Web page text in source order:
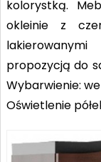
kolorystką.
okleinie z
propozycją do
Wybarwienie:
Oświetlenie